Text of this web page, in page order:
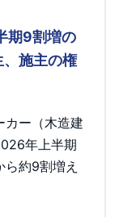
期9割増の
施主の権
カー（木造建
年上半期
ら約9割増え